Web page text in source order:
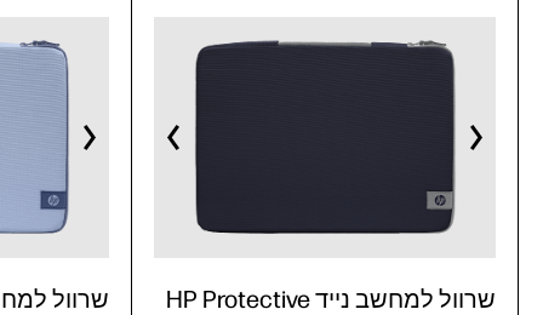
שרוול למחשב נייד HP Protective